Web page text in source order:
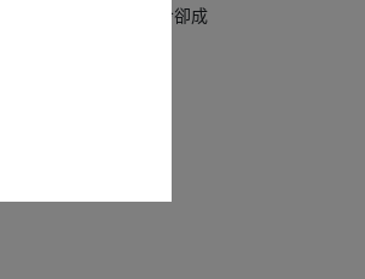
本自然降低加熱和冷卻成